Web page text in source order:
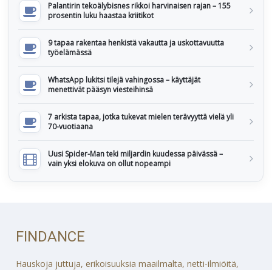
Palantirin tekoälybisnes rikkoi harvinaisen rajan – 155
prosentin luku haastaa kriitikot
9 tapaa rakentaa henkistä vakautta ja uskottavuutta
työelämässä
WhatsApp lukitsi tilejä vahingossa – käyttäjät
menettivät pääsyn viesteihinsä
7 arkista tapaa, jotka tukevat mielen terävyyttä vielä yli
70-vuotiaana
Uusi Spider-Man teki miljardin kuudessa päivässä –
vain yksi elokuva on ollut nopeampi
FINDANCE
Hauskoja juttuja, erikoisuuksia maailmalta, netti-ilmiöitä,